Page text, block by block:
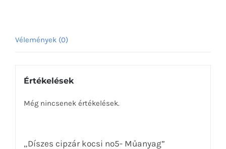
Vélemények (0)
Értékelések
Még nincsenek értékelések.
„Díszes cipzár kocsi no5- Műanyag”